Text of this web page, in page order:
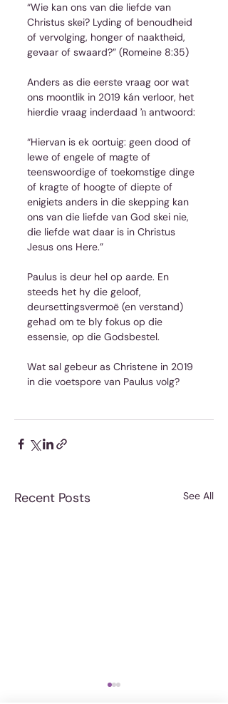
“Wie kan ons van die liefde van
Christus skei? Lyding of benoudheid
of vervolging, honger of naaktheid,
gevaar of swaard?” (Romeine 8:35)
Anders as die eerste vraag oor wat
ons moontlik in 2019 kán verloor, het
hierdie vraag inderdaad ŉ antwoord:
“Hiervan is ek oortuig: geen dood of
lewe of engele of magte of
teenswoordige of toekomstige dinge
of kragte of hoogte of diepte of
enigiets anders in die skepping kan
ons van die liefde van God skei nie,
die liefde wat daar is in Christus
Jesus ons Here.”
Paulus is deur hel op aarde. En
steeds het hy die geloof,
deursettingsvermoë (en verstand)
gehad om te bly fokus op die
essensie, op die Godsbestel.
Wat sal gebeur as Christene in 2019
in die voetspore van Paulus volg?
Recent Posts See All